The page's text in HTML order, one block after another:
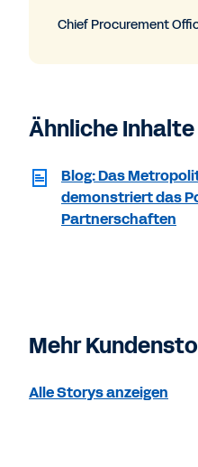
Chief Procurement
Ähnliche Inhalte
Blog: Das
demonstriert das
Partnerschaften
Mehr
Alle Storys anzeigen